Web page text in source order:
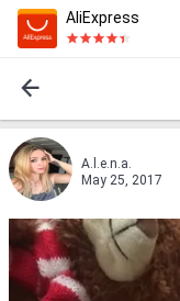
AliExpress
A.l.e.n.a.
May 25, 2017